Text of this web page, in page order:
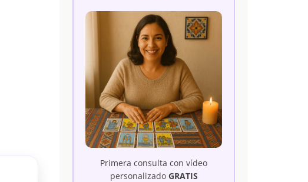
Primera consulta con vídeo
personalizado GRATIS